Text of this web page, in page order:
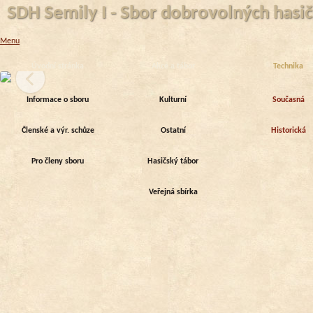
Menu
Informace o sboru
Členské a výr. schůze
Pro členy sboru
Kulturní
Ostatní
Hasičský tábor
Veřejná sbírka
Technika
Současná
Historická
SDH Semily I - Sbor dobrovolných